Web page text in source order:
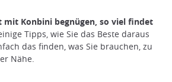
mit Konbini begnügen, so viel findet
Tipps, wie Sie das Beste daraus
das finden, was Sie brauchen, zu
Nähe.